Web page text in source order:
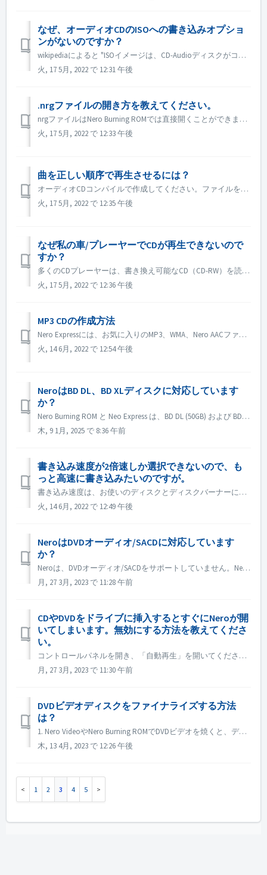
なぜ、オーディオCDのISOへの書き込みオプショ
ンがないのですか？
wikipediaによると "ISOイメージは、CD-Audioディスクがコンピュータのファイルシステムを使用していないため、CD-Audioディスクを保存、再現することができません。CD-Audioディスクはトラック単位でフォーマットされており、トラック番号、インデックスポイント、CDタイムコード...
火, 17 5月, 2022 で 12:31 午後
.nrgファイルの開き方を教えてください。
nrgファイルはNero Burning ROMでは直接開くことができません。Nero Burning ROMでnrgファイルをディスクに書き込んでください。 または、Daemon、powerISOなどのディスクドライブソフトを使用して、nrgファイルを開いてご覧ください。
火, 17 5月, 2022 で 12:33 午後
曲を正しい順序で再生させるには？
オーディオCDコンパイルで作成してください。ファイルを追加した順番に再生されます。 他のコンパイルで作成した場合は、事実上データディスクに書き込まれます。順番はお使いのプレーヤーによって異なります。
火, 17 5月, 2022 で 12:35 午後
なぜ私の車/プレーヤーでCDが再生できないので
すか？
多くのCDプレーヤーは、書き換え可能なCD（CD-RW）を読み込むことができません。そのため、オーディオCDの書き込みには通常のCD-ROMを使用する必要があります
火, 17 5月, 2022 で 12:36 午後
MP3 CDの作成方法
Nero Expressには、お気に入りのMP3、WMA、Nero AACファイルをすべて収録したCDを作成し、MP3、WMA、Nero AAC/AACディスクに対応したPCやCD/DVDプレーヤーで再生できるコンパイル済みのJuckbox Audio CDが用意されています。通常のオーディオCDと比較して、数...
火, 14 6月, 2022 で 12:54 午後
NeroはBD DL、BD XLディスクに対応しています
か？
Nero Burning ROM と Neo Express は、BD DL (50GB) および BD XL (100GB および 128G) ディスクへの書き込みをサポートしています。 Nero Videoは、BD DL(50GB)への書き込みに対応しています。BD XL(100GB)には対応していません。
木, 9 1月, 2025 で 8:36 午前
書き込み速度が2倍速しか選択できないので、も
っと高速に書き込みたいのですが。
書き込み速度は、お使いのディスクとディスクバーナーによって異なります。 Nero Burning ROMは、ディスクバーナーとディスクを自動的に判別し、使用可能な書き込み速度を表示します。
火, 14 6月, 2022 で 12:49 午後
NeroはDVDオーディオ/SACDに対応しています
か？
Neroは、DVDオーディオ/SACDをサポートしていません。Nero Burning ROMは、44100hzのオーディオCDの書き込みにのみ対応しています。
月, 27 3月, 2023 で 11:28 午前
CDやDVDをドライブに挿入するとすぐにNeroが開
いてしまいます。無効にする方法を教えてくださ
い。
コントロールパネルを開き、「自動再生」を開いてください。各DVDやCDの設定を確認する。毎回確認する」または「何もしない」に設定してください。
月, 27 3月, 2023 で 11:30 午前
DVDビデオディスクをファイナライズする方法
は？
1. Nero VideoやNero Burning ROMでDVDビデオを焼くと、ディスクは自動的にファイナライズされ、ほとんどのプレーヤーで再生可能です。 2. Nero Videoで編集可能なDVDを作成した場合、Nero Videoのメニュー「ディスクのファイナライズ」を使用することができます。これは...
木, 13 4月, 2023 で 12:26 午後
1 2 3 4 5